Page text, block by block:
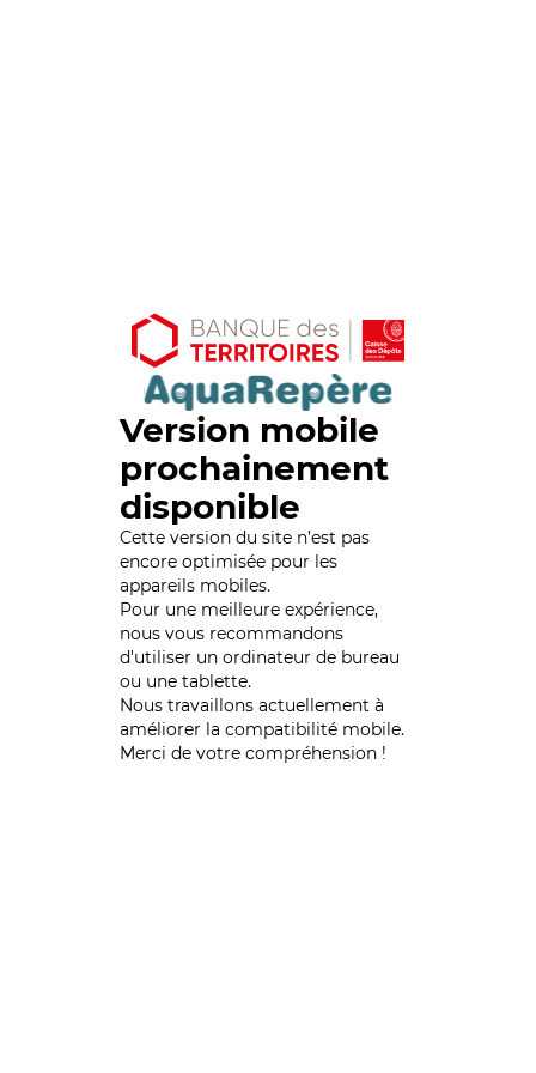
Version mobile
prochainement
disponible
Cette version du site n’est pas
encore optimisée pour les
appareils mobiles.
Pour une meilleure expérience,
nous vous recommandons
d'utiliser un ordinateur de bureau
ou une tablette.
Nous travaillons actuellement à
améliorer la compatibilité mobile.
Merci de votre compréhension !